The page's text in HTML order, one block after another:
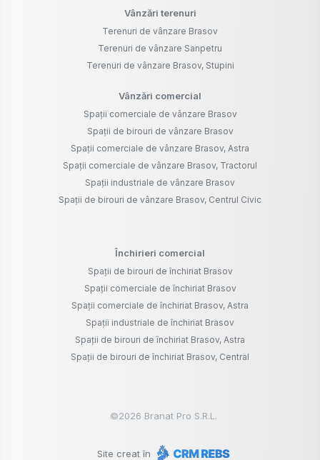
Vânzări terenuri
Terenuri de vânzare Brasov
Terenuri de vânzare Sanpetru
Terenuri de vânzare Brasov, Stupini
Vânzări comercial
Spații comerciale de vânzare Brasov
Spații de birouri de vânzare Brasov
Spații comerciale de vânzare Brasov, Astra
Spații comerciale de vânzare Brasov, Tractorul
Spații industriale de vânzare Brasov
Spații de birouri de vânzare Brasov, Centrul Civic
Închirieri comercial
Spații de birouri de închiriat Brasov
Spații comerciale de închiriat Brasov
Spații comerciale de închiriat Brasov, Astra
Spații industriale de închiriat Brasov
Spații de birouri de închiriat Brasov, Astra
Spații de birouri de închiriat Brasov, Central
©2026 Branat Pro S.R.L.
Site creat în